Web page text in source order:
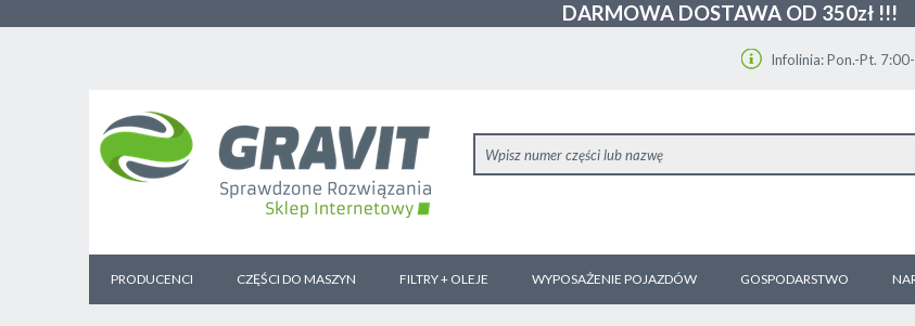
DARMOWA DOSTAWA OD 350zł !!!
Infolinia: Pon.-Pt.
PRODUCENCI CZĘŚCI DO MASZYN FILTRY + OLEJE WYPOSAŻENIE POJAZDÓW GOSPODARSTWO